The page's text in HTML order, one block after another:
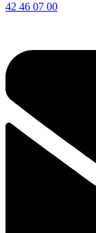
42 46 07 00